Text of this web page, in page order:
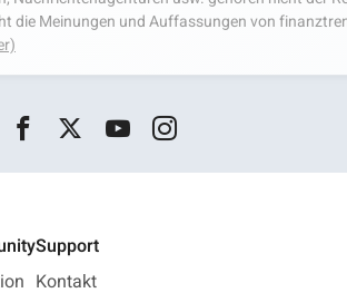
die Meinungen und Auffassungen von
Support
Kontakt